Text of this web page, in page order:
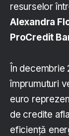
resurselor
Alexandra
ProCredit
În decembrie
împrumuturi
euro
de credite
eficiență